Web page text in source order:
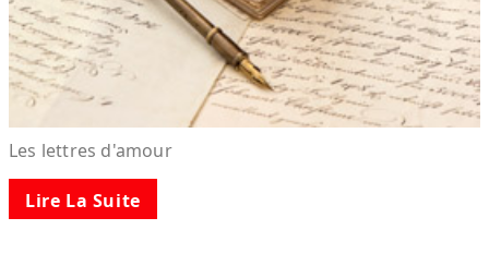
Les lettres d'amour
Lire La Suite